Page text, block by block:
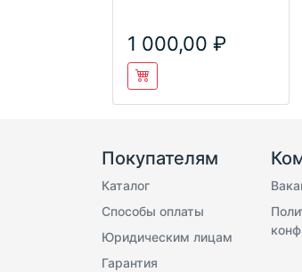
1 000,00
Покупателям
Каталог
Способы оплаты
Юридическим лицам
Гарантия